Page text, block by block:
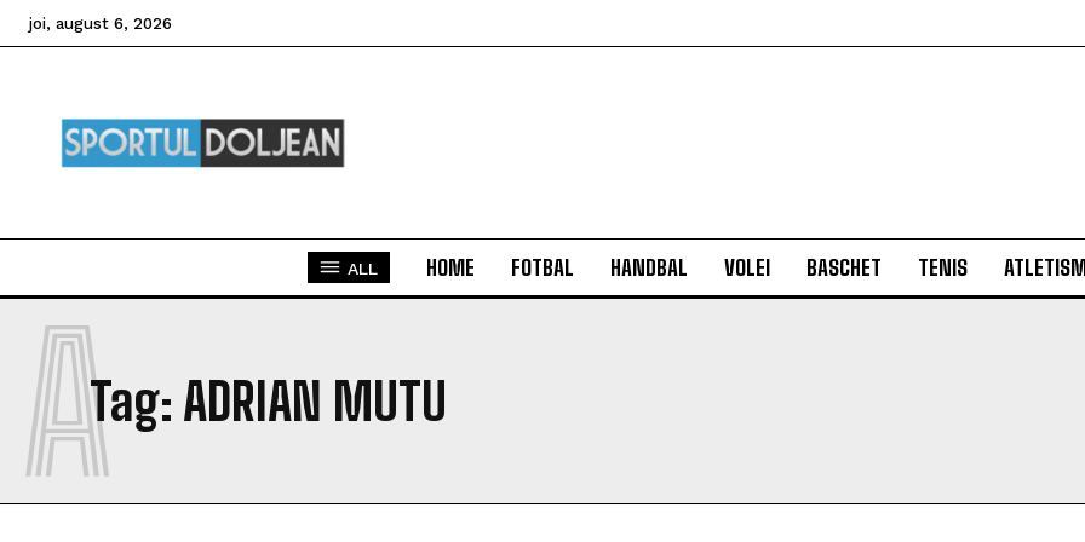
joi, august 6, 2026
ALL HOME FOTBAL HANDBAL VOLEI BASCHET TENIS
Tag: ADRIAN MUTU
A